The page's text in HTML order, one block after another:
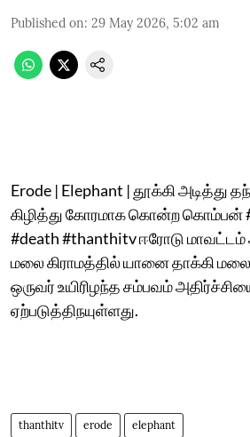
Published on: 29 May 2026, 5:02 am
Erode | Elephant | தூக்கி அடித்து
கிழித்து கோரமாக கொன்ற கொம்பன்
#death #thanthitv ஈரோடு மாவட்டம்
மலை கிராமத்தில் யானை தாக்கி
ஒருவர் உயிரிழந்த சம்பவம்
ஏற்படுத்திநயுள்ளது.
thanthitv erode elephant